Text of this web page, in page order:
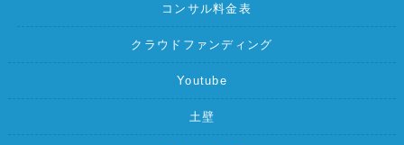
コンサル料金表
クラウドファンディング
Youtube
土壁